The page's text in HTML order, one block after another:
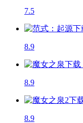
7.5
8.9
8.9
8.9